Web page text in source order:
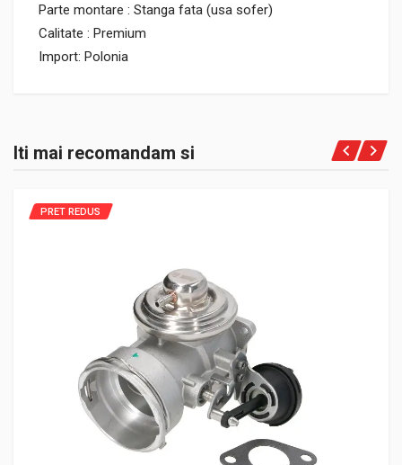
Parte montare : Stanga fata (usa sofer)
Calitate : Premium
Import: Polonia
Iti mai recomandam si
PRET REDUS